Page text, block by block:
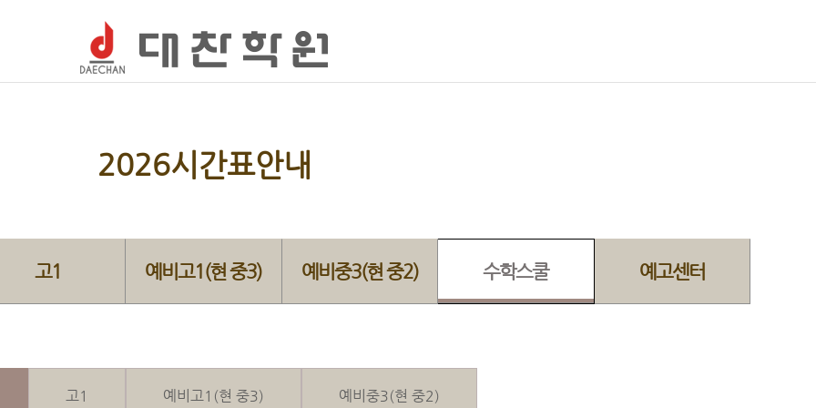
2026시간표안내
고1 예비고1(현 중3) 예비중3(현 중2) 수학스쿨 예고센터
고1 예비고1(현 중3) 예비중3(현 중2)